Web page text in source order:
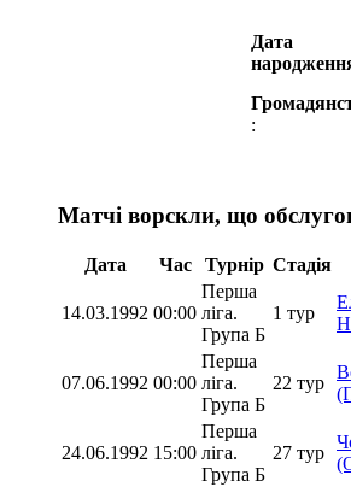
Дата
:
Матчі ворскли, що
Дата Час Турнір Стадія
14.03.1992 00:00
Перша
ліга.
Група Б
1 тур
07.06.1992 00:00
Перша
ліга.
Група Б
22 тур
24.06.1992 15:00
Перша
ліга.
Група Б
27 тур